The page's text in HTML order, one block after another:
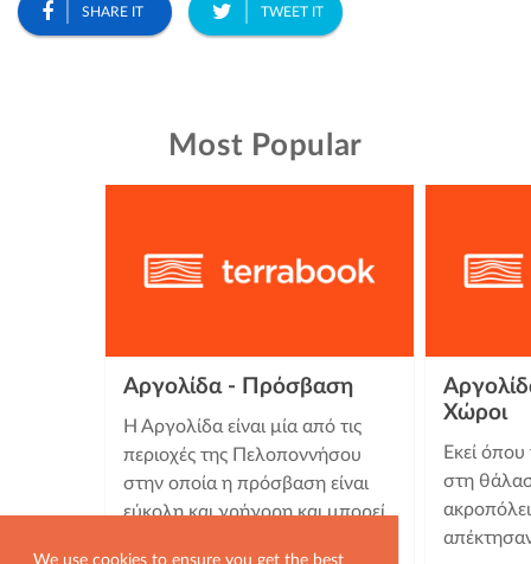
We use cookies to ensure you get the best
SHARE IT TWEET IT
Most Popular
Αργολίδα - Πρόσβαση
Η Αργολίδα είναι μία από τις
περιοχές της Πελοποννήσου
στην οποία η πρόσβαση είναι
εύκολη και γρήγορη και μπορεί
Χώροι
Εκεί
στη